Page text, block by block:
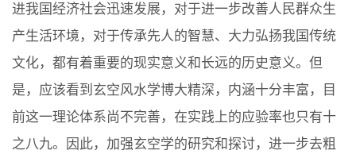
进我国经济社会迅速发展，对于进一步改善人民群众生
产生活环境，对于传承先人的智慧、大力弘扬我国传统
文化，都有着重要的现实意义和长远的历史意义。但
是，应该看到玄空风水学博大精深，内涵十分丰富，目
前这一理论体系尚不完善，在实践上的应验率也只有十
之八九。因此，加强玄空学的研究和探讨，进一步去粗